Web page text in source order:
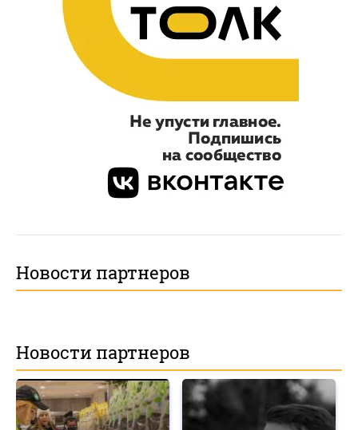
Новости партнеров
Новости партнеров